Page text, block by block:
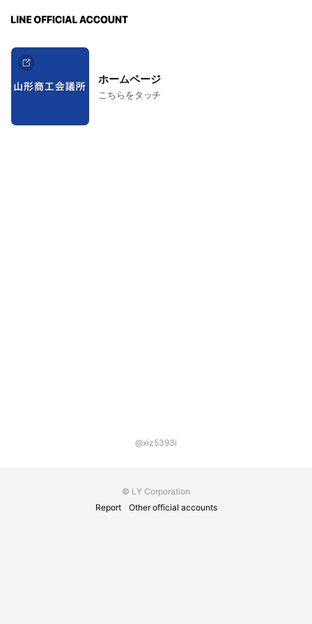
ホームページ
こちらをタッチ
@xiz5393i
© LY Corporation
Report
Other official accounts